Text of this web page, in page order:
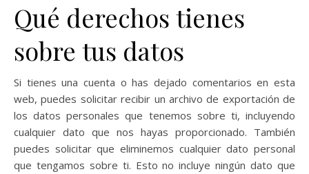
Qué derechos tienes
sobre tus datos
Si tienes una cuenta o has dejado comentarios en esta
web, puedes solicitar recibir un archivo de exportación de
los datos personales que tenemos sobre ti, incluyendo
cualquier dato que nos hayas proporcionado. También
puedes solicitar que eliminemos cualquier dato personal
que tengamos sobre ti. Esto no incluye ningún dato que